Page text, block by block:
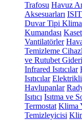
Trafosu Havuz
Aksesuarları
Duvar Tipi Klima
Kumandası
Vantilatörler
Temizleme
ve Rutubet
Infrared Isıtıcılar
Isıtıcılar
Havlupanlar
Isıtıcı Isıtma ve
Termostat Klima
Temizleyicisi